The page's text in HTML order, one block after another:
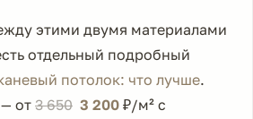
этими двумя материалами
отдельный подробный
потолок: что лучше.
от 3 650 3 200 ₽/м² с